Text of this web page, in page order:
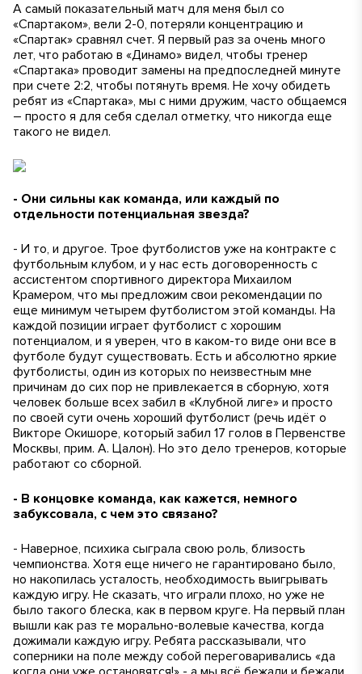
А самый показательный матч для меня был со
«Спартаком», вели 2-0, потеряли концентрацию и
«Спартак» сравнял счет. Я первый раз за очень много
лет, что работаю в «Динамо» видел, чтобы тренер
«Спартака» проводит замены на предпоследней минуте
при счете 2:2, чтобы потянуть время. Не хочу обидеть
ребят из «Спартака», мы с ними дружим, часто общаемся
– просто я для себя сделал отметку, что никогда еще
такого не видел.
- Они сильны как команда, или каждый по
отдельности потенциальная звезда?
- И то, и другое. Трое футболистов уже на контракте с
футбольным клубом, и у нас есть договоренность с
ассистентом спортивного директора Михаилом
Крамером, что мы предложим свои рекомендации по
еще минимум четырем футболистом этой команды. На
каждой позиции играет футболист с хорошим
потенциалом, и я уверен, что в каком-то виде они все в
футболе будут существовать. Есть и абсолютно яркие
футболисты, один из которых по неизвестным мне
причинам до сих пор не привлекается в сборную, хотя
человек больше всех забил в «Клубной лиге» и просто
по своей сути очень хороший футболист (речь идёт о
Викторе Окишоре, который забил 17 голов в Первенстве
Москвы, прим. А. Цалон). Но это дело тренеров, которые
работают со сборной.
- В концовке команда, как кажется, немного
забуксовала, с чем это связано?
- Наверное, психика сыграла свою роль, близость
чемпионства. Хотя еще ничего не гарантировано было,
но накопилась усталость, необходимость выигрывать
каждую игру. Не сказать, что играли плохо, но уже не
было такого блеска, как в первом круге. На первый план
вышли как раз те морально-волевые качества, когда
дожимали каждую игру. Ребята рассказывали, что
соперники на поле между собой переговаривались «да